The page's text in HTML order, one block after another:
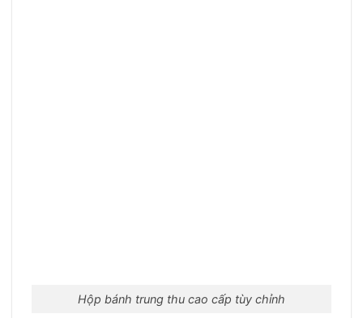
Hộp bánh trung thu cao cấp tùy chỉnh